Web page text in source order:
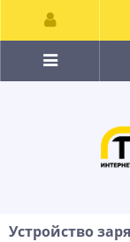
Устройство